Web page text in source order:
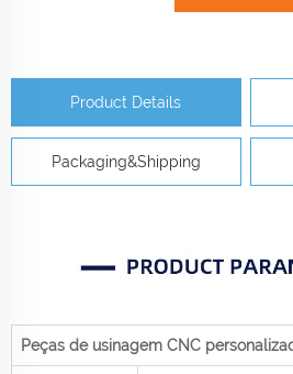
Product Details
Packaging&Shipping
Peças de usinagem CNC